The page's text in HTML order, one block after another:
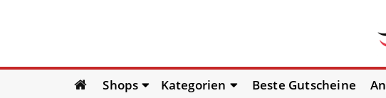
Skip
to
Shops Kategorien Beste Gutscheine